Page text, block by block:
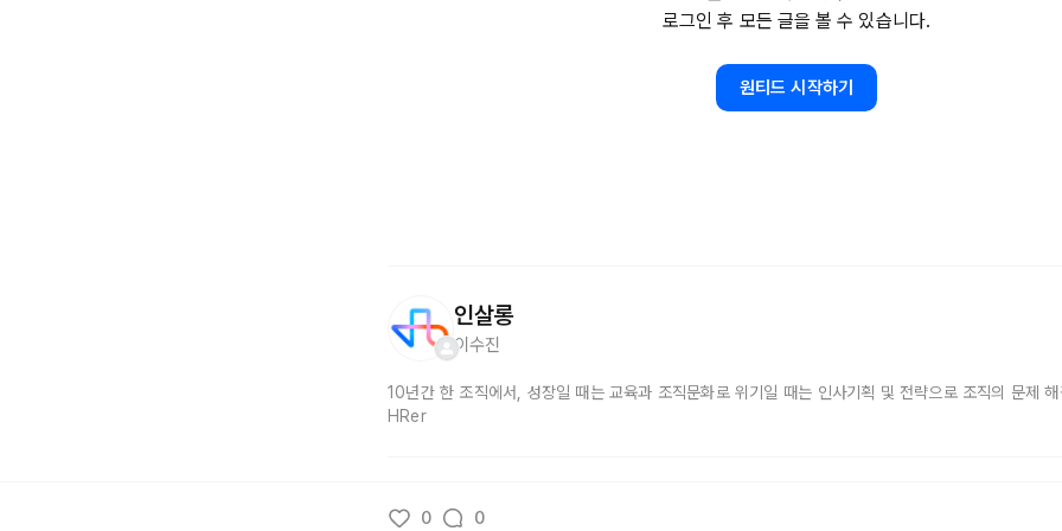
로그인 후 모든 글을 볼 수 있습니다.
원티드 시작하기
인살롱
이수진
10년간 한 조직에서, 성장일 때는 교육과 조직문화로 위기일 때는 인사기획 및 전략으로 조직의 문제
HRer
0 0